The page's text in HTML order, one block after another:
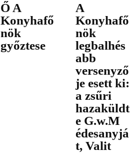
Ő A
Konyhafő
nök
győztese
A
Konyhafő
nök
legbalhés
abb
versenyző
je esett ki:
a zsűri
hazaküldt
e G.w.M
édesanyjá
t, Valit